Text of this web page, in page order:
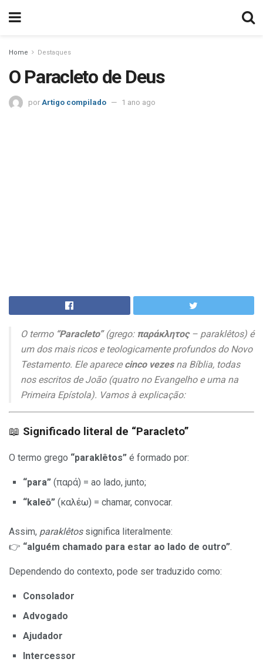
Home Destaques
O Paracleto de Deus
por Artigo compilado 1 ano ago
O termo “Paracleto”(grego: παράκλητος– paraklêtos) é
um dos mais ricos e teologicamente profundos do Novo
Testamento. Ele aparececinco vezesna Bíblia, todas
nos escritos de João (quatro no Evangelho e uma na
Primeira Epístola). Vamos à explicação:
📖 Significado literal de “Paracleto”
O termo grego “paraklêtos” é formado por:
“para” (παρά) = ao lado, junto;
“kaleō” (καλέω) = chamar, convocar.
Assim, paraklêtossignifica literalmente:
👉 “alguém chamado para estar ao lado de outro”.
Dependendo do contexto, pode ser traduzido como:
Consolador
Advogado
Ajudador
Intercessor